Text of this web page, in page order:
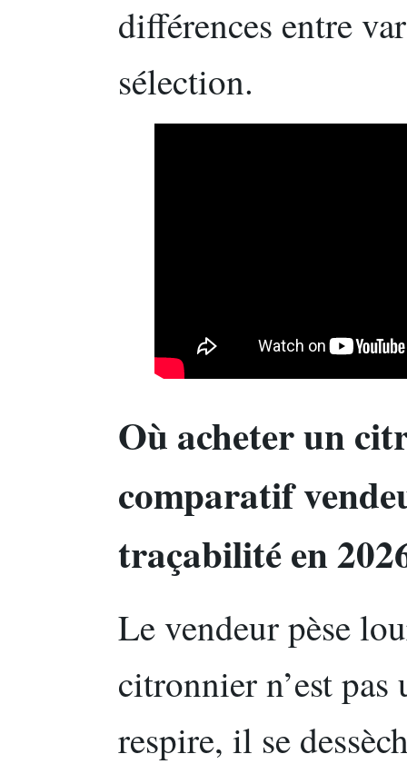
différences entre
sélection.
Où acheter un
comparatif
traçabilité en
Le vendeur pèse
citronnier n’est
respire, il se